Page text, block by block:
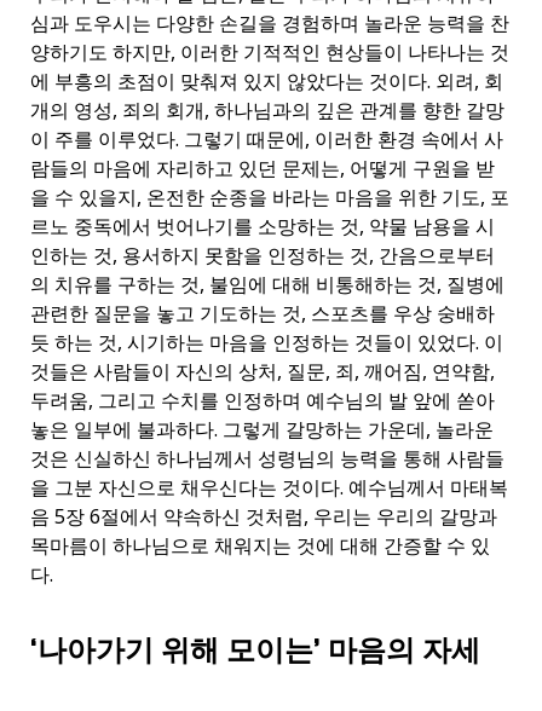
심과 도우시는 다양한 손길을 경험하며 놀라운 능력을 찬
양하기도 하지만, 이러한 기적적인 현상들이 나타나는 것
에 부흥의 초점이 맞춰져 있지 않았다는 것이다. 외려, 회
개의 영성, 죄의 회개, 하나님과의 깊은 관계를 향한 갈망
이 주를 이루었다. 그렇기 때문에, 이러한 환경 속에서 사
람들의 마음에 자리하고 있던 문제는, 어떻게 구원을 받
을 수 있을지, 온전한 순종을 바라는 마음을 위한 기도, 포
르노 중독에서 벗어나기를 소망하는 것, 약물 남용을 시
인하는 것, 용서하지 못함을 인정하는 것, 간음으로부터
의 치유를 구하는 것, 불임에 대해 비통해하는 것, 질병에
관련한 질문을 놓고 기도하는 것, 스포츠를 우상 숭배하
듯 하는 것, 시기하는 마음을 인정하는 것들이 있었다. 이
것들은 사람들이 자신의 상처, 질문, 죄, 깨어짐, 연약함,
두려움, 그리고 수치를 인정하며 예수님의 발 앞에 쏟아
놓은 일부에 불과하다. 그렇게 갈망하는 가운데, 놀라운
것은 신실하신 하나님께서 성령님의 능력을 통해 사람들
을 그분 자신으로 채우신다는 것이다. 예수님께서 마태복
음 5장 6절에서 약속하신 것처럼, 우리는 우리의 갈망과
목마름이 하나님으로 채워지는 것에 대해 간증할 수 있
다.
‘나아가기 위해 모이는’ 마음의 자세